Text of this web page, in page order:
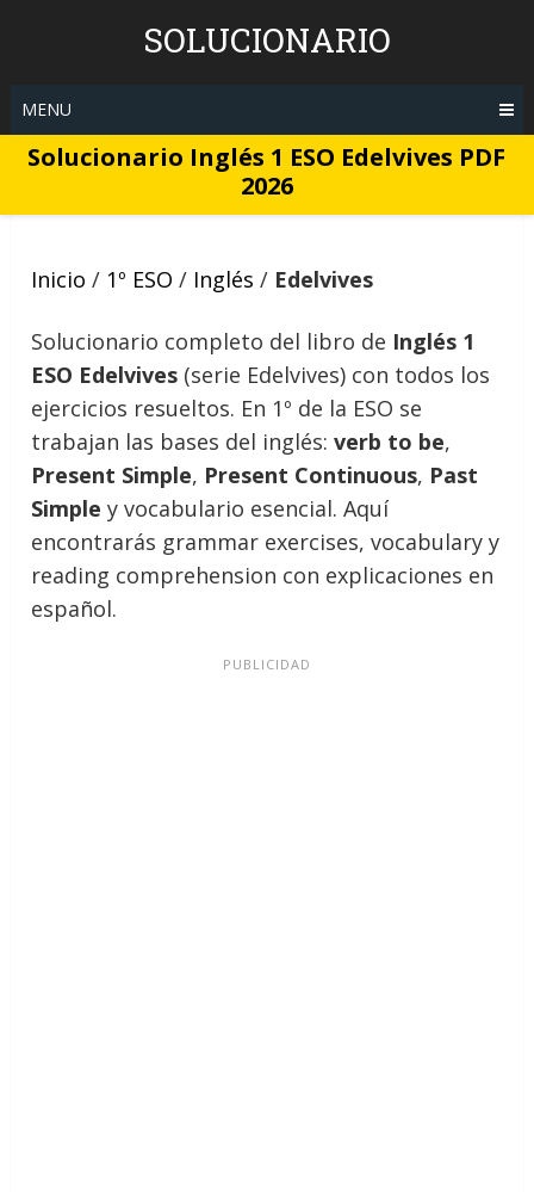
SOLUCIONARIO
MENU
Solucionario Inglés 1 ESO Edelvives PDF
2026
Inicio / 1º ESO / Inglés / Edelvives
Solucionario completo del libro de Inglés 1
ESO Edelvives (serie Edelvives) con todos los
ejercicios resueltos. En 1º de la ESO se
trabajan las bases del inglés:verb to be,
Present Simple, Present Continuous, Past
Simple y vocabulario esencial. Aquí
encontrarás grammar exercises, vocabulary y
reading comprehension con explicaciones en
español.